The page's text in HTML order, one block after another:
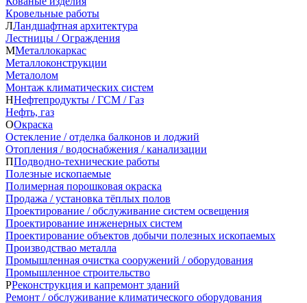
Кровельные работы
ЛЛандшафтная архитектура
Лестницы / Ограждения
ММеталлокаркас
Металлоконструкции
Металолом
Монтаж климатических систем
ННефтепродукты / ГСМ / Газ
Нефть, газ
ООкраска
Остекление / отделка балконов и лоджий
Отопления / водоснабжения / канализации
ППодводно-технические работы
Полезные ископаемые
Полимерная порошковая окраска
Продажа / установка тёплых полов
Проектирование / обслуживание систем освещения
Проектирование инженерных систем
Проектирование объектов добычи полезных ископаемых
Производствао металла
Промышленная очистка сооружений / оборудования
Промышленное строительство
РРеконструкция и капремонт зданий
Ремонт / обслуживание климатического оборудования